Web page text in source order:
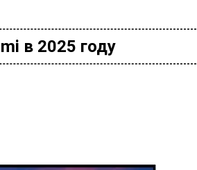
в 2025 году